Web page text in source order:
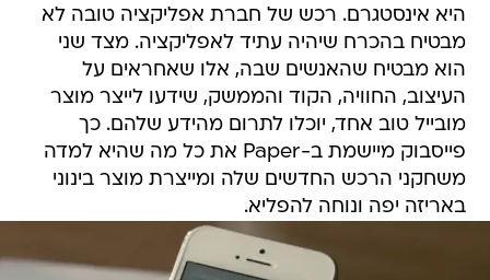
היא אינסטגרם. רכש של חברת אפליקציה טובה לא
מבטיח בהכרח שיהיה עתיד לאפליקציה. מצד שני
הוא מבטיח שהאנשים שבה, אלו שאחראים על
העיצוב, החוויה, הקוד והממשק, שידעו לייצר מוצר
מובייל טוב אחד, יוכלו לתרום מהידע שלהם. כך
פייסבוק מיישמת ב-Paper את כל מה שהיא למדה
משחקני הרכש החדשים שלה ומייצרת מוצר בינוני
באריזה יפה ונוחה להפליא.